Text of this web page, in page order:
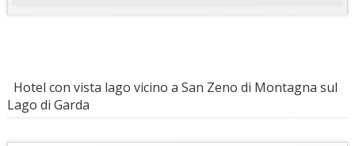
Hotel con vista lago vicino a San Zeno di Montagna sul
Lago di Garda